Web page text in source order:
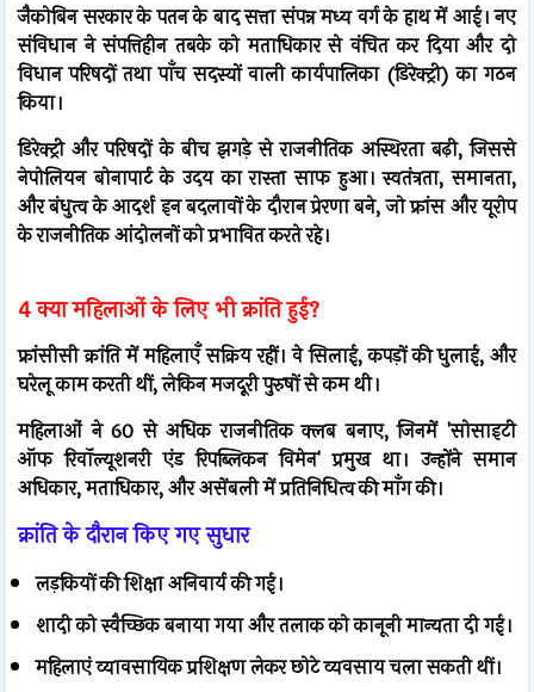
जैकोबिन सरकार के पतन के बाद सत्ता संपन्न मध्य वर्ग के हाथ में आई। नए
संविधान ने संपत्तिहीन तबके को मताधिकार से वंचित कर दिया और दो
विधान परिषदों तथा पाँच सदस्यों वाली कार्यपालिका (डिरेक्ट्री) का गठन
किया।
डिरेक्ट्री और परिषदों के बीच झगड़े से राजनीतिक अस्थिरता बढ़ी, जिससे
नेपोलियन बोनापार्ट के उदय का रास्ता साफ हुआ। स्वतंत्रता, समानता,
और बंधुत्व के आदर्श इन बदलावों के दौरान प्रेरणा बने, जो फ्रांस और यूरोप
के राजनीतिक आंदोलनों को प्रभावित करते रहे।
4 क्या महिलाओं के लिए भी क्रांति हुई?
फ्रांसीसी क्रांति में महिलाएँ सक्रिय रहीं। वे सिलाई, कपड़ों की धुलाई, और
घरेलू काम करती थीं, लेकिन मजदूरी पुरुषों से कम थी।
महिलाओं ने 60 से अधिक राजनीतिक क्लब बनाए, जिनमें 'सोसाइटी
ऑफ रिवॉल्यूशनरी एंड रिपब्लिकन विमेन' प्रमुख था। उन्होंने समान
अधिकार, मताधिकार, और असेंबली में प्रतिनिधित्व की माँग की।
क्रांति के दौरान किए गए सुधार
लड़कियों की शिक्षा अनिवार्य की गई।
शादी को स्वैच्छिक बनाया गया और तलाक को कानूनी मान्यता दी गई।
महिलाएं व्यावसायिक प्रशिक्षण लेकर छोटे व्यवसाय चला सकती थीं।